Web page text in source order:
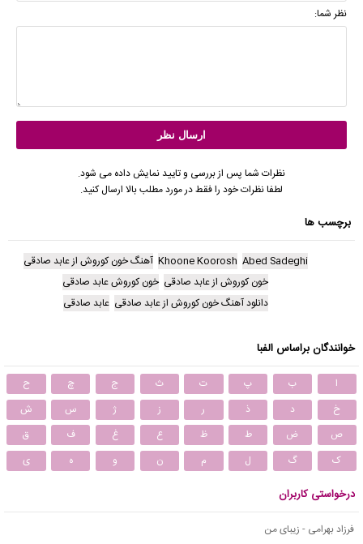
نظر شما:
نظرات شما پس از بررسی و تایید نمایش داده می شود.
لطفا نظرات خود را فقط در مورد مطلب بالا ارسال کنید.
برچسب ها
Abed Sadeghi
Khoone Koorosh آهنگ خون کوروش از عابد صادقی
خون کوروش از عابد صادقی خون کوروش عابد صادقی
دانلود آهنگ خون کوروش از عابد صادقی عابد صادقی
خوانندگان براساس الفبا
ا ب پ ت ث ج چ
ح
خ
د ذ ر ز ژ س
ش
ص
ض ط ظ ع غ ف
ق
ک
گ ل م ن و ه ی
درخواستی کاربران
فرزاد بهرامی - زیبای من